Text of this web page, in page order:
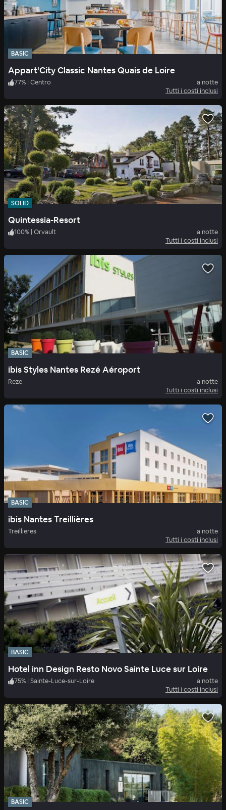
BASIC
Appart'City Classic Nantes Quais de Loire
77% | Centro
a notte
Tutti i costi inclusi
SOLID
Quintessia-Resort
100% | Orvault
a notte
Tutti i costi inclusi
BASIC
ibis Styles Nantes Rezé Aéroport
Reze
a notte
Tutti i costi inclusi
BASIC
ibis Nantes Treillières
Treillieres
a notte
Tutti i costi inclusi
BASIC
Hotel inn Design Resto Novo Sainte Luce sur Loire
75% | Sainte-Luce-sur-Loire
a notte
Tutti i costi inclusi
BASIC